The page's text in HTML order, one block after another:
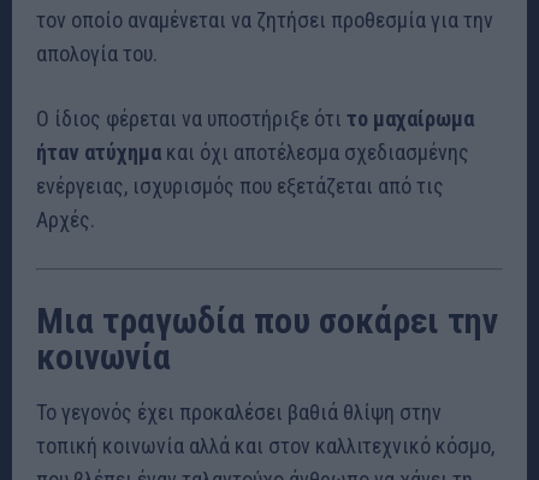
τον οποίο αναμένεται να ζητήσει προθεσμία για την
απολογία του.
Ο ίδιος φέρεται να υποστήριξε ότι το μαχαίρωμα
ήταν ατύχημα και όχι αποτέλεσμα σχεδιασμένης
ενέργειας, ισχυρισμός που εξετάζεται από τις
Αρχές.
Μια τραγωδία που σοκάρει την
κοινωνία
Το γεγονός έχει προκαλέσει βαθιά θλίψη στην
τοπική κοινωνία αλλά και στον καλλιτεχνικό κόσμο,